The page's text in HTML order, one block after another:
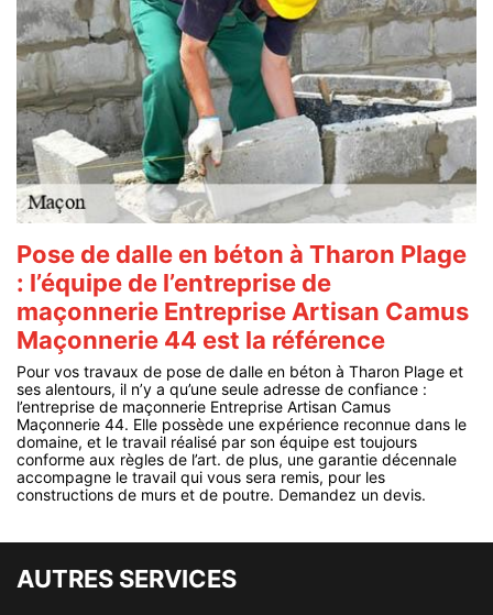
Pose de dalle en béton à Tharon Plage
: l’équipe de l’entreprise de
maçonnerie Entreprise Artisan Camus
Maçonnerie 44 est la référence
Pour vos travaux de pose de dalle en béton à Tharon Plage et
ses alentours, il n’y a qu’une seule adresse de confiance :
l’entreprise de maçonnerie Entreprise Artisan Camus
Maçonnerie 44. Elle possède une expérience reconnue dans le
domaine, et le travail réalisé par son équipe est toujours
conforme aux règles de l’art. de plus, une garantie décennale
accompagne le travail qui vous sera remis, pour les
constructions de murs et de poutre. Demandez un devis.
AUTRES SERVICES